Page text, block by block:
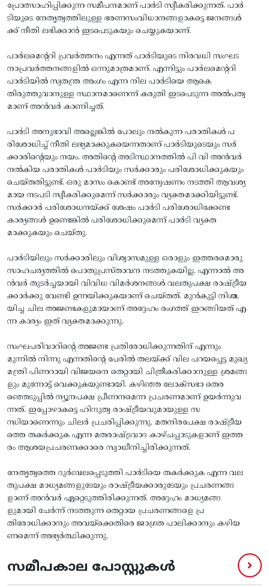
പ്രോത്സാഹിപ്പിക്കുന്ന സമീപനമാണ് പാർടി സ്വീകരിക്കുന്നത്. പാർ
ടിയുടെ നേതൃത്വത്തിലുള്ള ഭരണസംവിധാനങ്ങളാകട്ടെ ജനങ്ങൾ
ക്ക് നീതി ലഭിക്കാൻ ഇടപെടുകയും ചെയ്യുകയാണ്.
പാർലമെൻ്ററി പ്രവർത്തനം എന്നത് പാർടിയുടെ നിരവധി സംഘട
നാപ്രവർത്തനങ്ങളിൽ ഒന്നുമാത്രമാണ്. എന്നിട്ടും പാർലമെൻ്ററി
പാർടിയിൽ സ്വതന്ത്ര അംഗം എന്ന നില പാർടിയെ ആകെ
തിരുത്തുവാനുള്ള സ്ഥാനമാണെന്ന് കരുതി ഇടപെടുന്ന അൽപത്വ
മാണ് അൻവർ കാണിച്ചത്.
പാർടി അനുഭാവി അല്ലെങ്കിൽ പോലും നൽകുന്ന പരാതികൾ പ
രിശോധിച്ച് നീതി ലഭ്യമാക്കുകയെന്നതാണ് പാർടിയുടെയും സർ
ക്കാരിന്റെയും നയം. അതിൻ്റെ അടിസ്ഥാനത്തിൽ പി വി അൻവർ
നൽകിയ പരാതികൾ പാർടിയും സർക്കാരും പരിശോധിക്കുകയും
ചെയ്ത‌തിട്ടുണ്ട്. ഒരു മാസം കൊണ്ട് അന്വേഷണം നടത്തി ആവശ്യ
മായ നടപടി സ്വീകരിക്കുമെന്ന് സർക്കാരും വ്യക്തമാക്കിയിട്ടുണ്ട്.
സർക്കാർ പരിശോധനയ്ക്ക് ശേഷം പാർടി പരിശോധിക്കേണ്ട
കാര്യങ്ങൾ ഉണ്ടെങ്കിൽ പരിശോധിക്കുമെന്ന് പാർടി വ്യക്ത
മാക്കുകയും ചെയ്തു.
പാർടിയിലും സർക്കാരിലും വിശ്വാസമുള്ള ഒരാളും ഇത്തരമൊരു
സാഹചര്യത്തിൽ പൊതുപ്രസ്‌താവന നടത്തുകയില്ല. എന്നാൽ അ
ൻവർ തുടർച്ചയായി വിവിധ വിമർശനങ്ങൾ വലതുപക്ഷ രാഷ്ട്രീയ
ക്കാർക്കു വേണ്ടി ഉന്നയിക്കുകയാണ് ചെയ്ത‌ത്‌. മുൻകുട്ടി നിശ്ച
യിച്ച ചില അജണ്ടകളുമായാണ് അദ്ദേഹം രംഗത്ത് ഇറങ്ങിയത് എ
ന്ന കാര്യം ഇത് വ്യക്തമാക്കുന്നു.
സംഘപരിവാറിൻ്റെ അജണ്ട പ്രതിരോധിക്കുന്നതിന് എന്നും
മുന്നിൽ നിന്നു എന്നതിൻ്റെ പേരിൽ തലയ്ക്ക് വില പറയപ്പെട്ട മുഖ്യ
മന്ത്രി പിണറായി വിജയനെ തെറ്റായി ചിത്രീകരിക്കാനുള്ള ശ്രമങ്ങ
ളും മുന്നോട്ട് വെക്കുകയുണ്ടായി. കഴിഞ്ഞ ലോക്സഭാ തെര
ഞ്ഞെടുപ്പിൽ ന്യൂനപക്ഷ പ്രീണനമെന്ന പ്രചരണമാണ് ഉയർന്നുവ
ന്നത്. ഇപ്പോഴാകട്ടെ ഹിന്ദുത്വ രാഷ്ട്രീയവുമായുള്ള സ
ന്ധിയാണെന്നും ചിലർ പ്രചരിപ്പിക്കുന്നു. മതനിരപേക്ഷ രാഷ്ട്രീയ
ത്തെ തകർക്കുക എന്ന മതരാഷ്ട്രവാദ കാഴ്‌ചപ്പാടുകളാണ് ഇത്ത
രം ആശയപ്രചരണക്കാരെ സ്വാധീനിച്ചിരിക്കുന്നത്.
നേതൃത്വത്തെ ദുർബലപ്പെടുത്തി പാർടിയെ തകർക്കുക എന്ന വല
തുപക്ഷ മാധ്യമങ്ങളുടേയും രാഷ്ട്രീയക്കാരുടേയും പ്രചരണങ്ങ
ളാണ് അൻവർ ഏറ്റെടുത്തിരിക്കുന്നത്. അദ്ദേഹം മാധ്യമങ്ങ
ളുമായി ചേർന്ന് നടത്തുന്ന തെറ്റായ പ്രചരണങ്ങളെ പ്ര
തിരോധിക്കാനും അവയ്ക്കെതിരെ ജാഗ്രത പാലിക്കാനും കഴിയ
ണമെന്ന് അഭ്യർത്ഥിക്കുന്നു.
സമീപകാല പോസ്റ്റുകൾ